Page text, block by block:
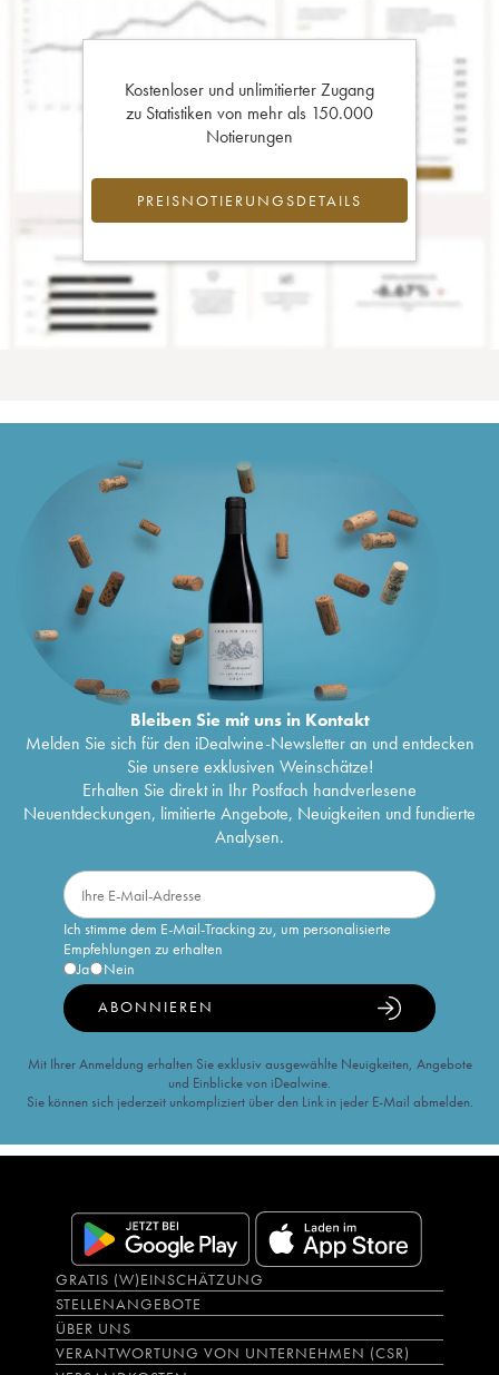
Kostenloser und unlimitierter Zugang
zu Statistiken von mehr als 150.000
Notierungen
PREISNOTIERUNGSDETAILS
Bleiben Sie mit uns in Kontakt
Melden Sie sich für den iDealwine-Newsletter an und entdecken
Sie unsere exklusiven Weinschätze!
Erhalten Sie direkt in Ihr Postfach handverlesene
Neuentdeckungen, limitierte Angebote, Neuigkeiten und fundierte
Analysen.
Ich stimme dem E-Mail-Tracking zu, um personalisierte
Empfehlungen zu erhalten
Ja
Nein
ABONNIEREN
Mit Ihrer Anmeldung erhalten Sie exklusiv ausgewählte Neuigkeiten, Angebote
und Einblicke von iDealwine.
Sie können sich jederzeit unkompliziert über den Link in jeder E-Mail abmelden.
GRATIS (W)EINSCHÄTZUNG
STELLENANGEBOTE
ÜBER UNS
VERANTWORTUNG VON UNTERNEHMEN (CSR)